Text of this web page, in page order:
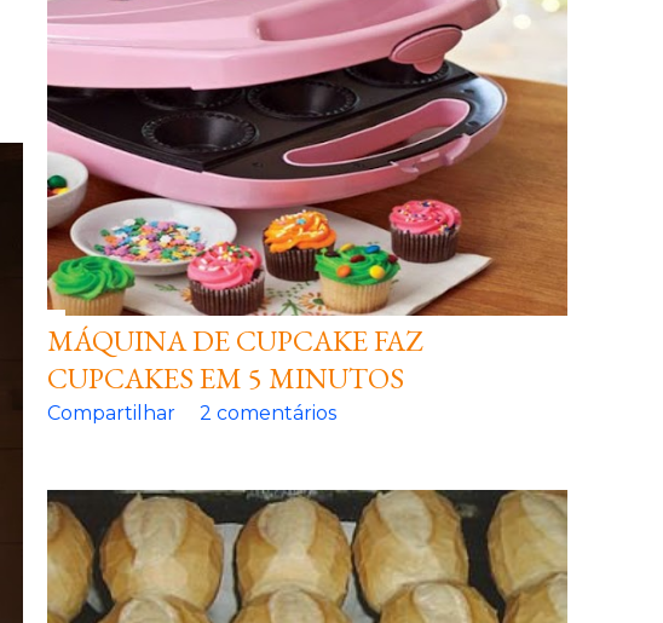
MÁQUINA DE CUPCAKE FAZ
CUPCAKES EM 5 MINUTOS
Compartilhar 2 comentários